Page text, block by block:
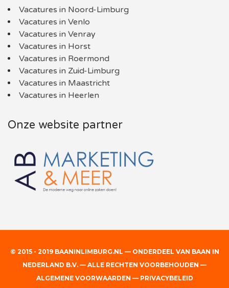
Vacatures in Noord-Limburg
Vacatures in Venlo
Vacatures in Venray
Vacatures in Horst
Vacatures in Roermond
Vacatures in Zuid-Limburg
Vacatures in Maastricht
Vacatures in Heerlen
Onze website partner
© 2015 - 2019 BAANINLIMBURG.NL — ONDERDEEL VAN BAAN IN
NEDERLAND B.V. — ALLE RECHTEN VOORBEHOUDEN —
ALGEMENE VOORWAARDEN — PRIVACYBELEID